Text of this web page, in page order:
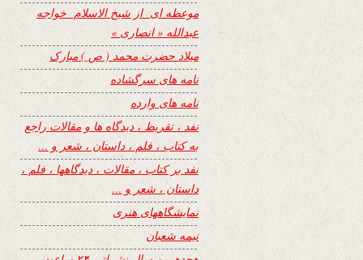
موعظه ای از شیخ الاسلام خواجه
عبدالله « انصاری »
میلاد حضرت محمد ( ص ) مبارک
نامه های سرگشاده
نامه های وارده
نفد ، تقریظ ، دیدگاه ها و مقالات راجع
به کتاب ، فلم ، داستان ، شعر و …
نفد بر کتاب ، مقالات ، دیدگاهها ، فلم ،
داستان ، شعر و …
نمایشگاههای هنری
نیمه شعبان